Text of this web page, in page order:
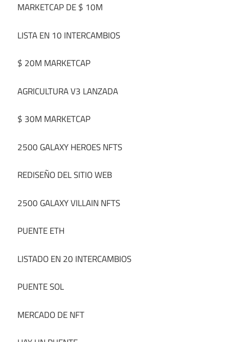
MARKETCAP DE $ 10M
LISTA EN 10 INTERCAMBIOS
$ 20M MARKETCAP
AGRICULTURA V3 LANZADA
$ 30M MARKETCAP
2500 GALAXY HEROES NFTS
REDISEÑO DEL SITIO WEB
2500 GALAXY VILLAIN NFTS
PUENTE ETH
LISTADO EN 20 INTERCAMBIOS
PUENTE SOL
MERCADO DE NFT